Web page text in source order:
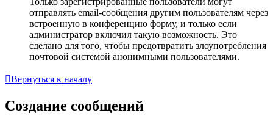
отправлять email-сообщения другим пользователям через
встроенную в конференцию форму, и только если
администратор включил такую возможность. Это
сделано для того, чтобы предотвратить злоупотребления
почтовой системой анонимными пользователями.
Вернуться к началу
Создание сообщений